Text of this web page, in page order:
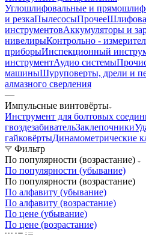
Углошлифовальные и
и резкаПылесосыПрочее
инструментовАккумуляторы и
нивелирыКонтрольно -
приборыИнспекционный
инструментАудио системы
машиныШуруповерты, дрели и
алмазного сверления
—
Импульсные винтовёрты
Инструмент для болтовых
гвоздезабивательЗаклепочники
гайковёртыДинамометрические
Фильтр
По популярности (возрастание)
По популярности (убывание)
По популярности (возрастание)
По алфавиту (убывание)
По алфавиту (возрастание)
По цене (убывание)
По цене (возрастание)